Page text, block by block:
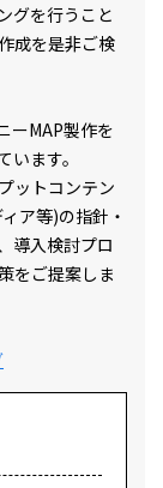
グを行うこと
成を是非ご検
ーMAP製作を
ます。
ットコンテン
ア等)の指針・
導入検討プロ
をご提案しま